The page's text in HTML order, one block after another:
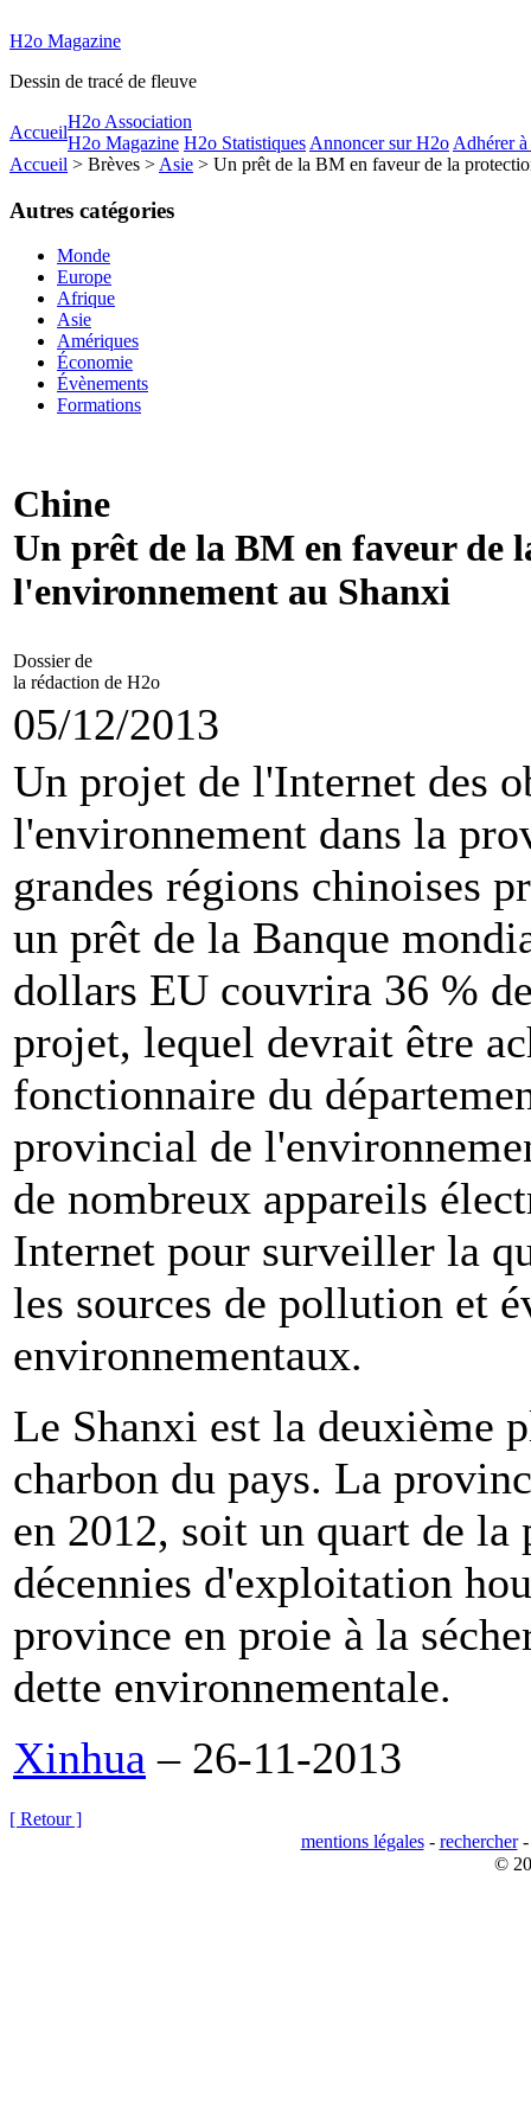
H2o Magazine
Dessin de tracé de fleuve
Accueil
H2o Association
H2o Magazine H2o Statistiques Annoncer sur H2o Adhérer
Accueil > Brèves > Asie > Un prêt de la BM en faveur de la
Autres catégories
Monde
Europe
Afrique
Asie
Amériques
Économie
Évènements
Formations
Chine
Un prêt de la BM en faveur de
l'environnement au Shanxi
Dossier de
la rédaction de H2o
05/12/2013
Un projet de l'Internet des
l'environnement dans la
grandes régions chinoises
un prêt de la Banque
dollars EU couvrira 36 %
projet, lequel devrait être
fonctionnaire du
provincial de
de nombreux appareils
Internet pour surveiller la
les sources de pollution et
environnementaux.
Le Shanxi est la deuxième
charbon du pays. La
en 2012, soit un quart de
décennies d'exploitation
province en proie à la
dette environnementale.
Xinhua – 26-11-2013
[ Retour ]
mentions légales- rechercher
©